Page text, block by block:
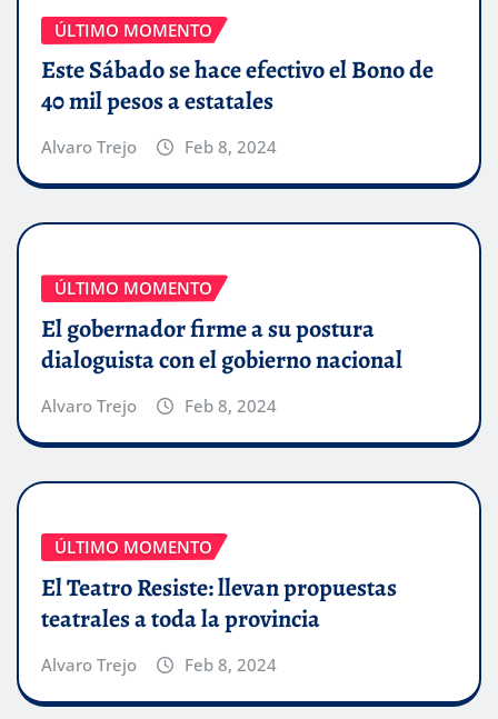
ÚLTIMO MOMENTO
Este Sábado se hace efectivo el Bono de
40 mil pesos a estatales
Alvaro Trejo Feb 8, 2024
ÚLTIMO MOMENTO
El gobernador firme a su postura
dialoguista con el gobierno nacional
Alvaro Trejo Feb 8, 2024
ÚLTIMO MOMENTO
El Teatro Resiste: llevan propuestas
teatrales a toda la provincia
Alvaro Trejo Feb 8, 2024